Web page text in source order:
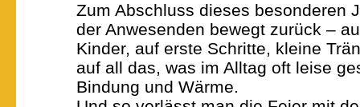
Zum Abschluss dieses besonderen
der Anwesenden bewegt zurück –
Kinder, auf erste Schritte, kleine
auf all das, was im Alltag oft leise
Bindung und Wärme.